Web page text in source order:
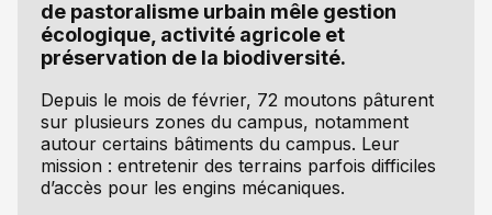
de pastoralisme urbain mêle gestion
écologique, activité agricole et
préservation de la biodiversité.
Depuis le mois de février, 72 moutons pâturent
sur plusieurs zones du campus, notamment
autour certains bâtiments du campus. Leur
mission : entretenir des terrains parfois difficiles
d’accès pour les engins mécaniques.